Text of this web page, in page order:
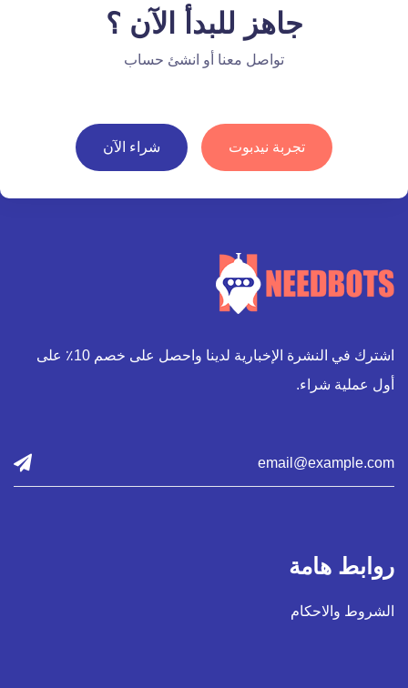
جاهز للبدأ الآن ؟
تواصل معنا أو انشئ حساب
تجربة نيدبوت شراء الآن
اشترك في النشرة الإخبارية لدينا واحصل على خصم 10٪ على
أول عملية شراء.
روابط هامة
الشروط والاحكام